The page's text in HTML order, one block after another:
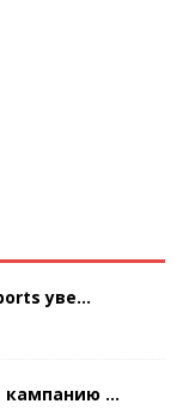
уве...
кампанию ...